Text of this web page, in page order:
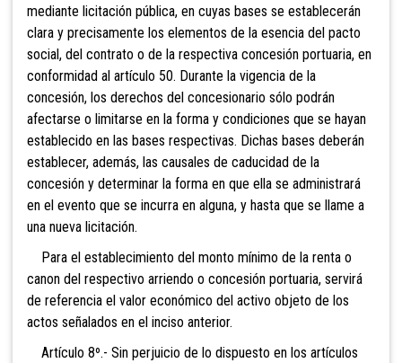
mediante licitación pública, en cuyas bases se establecerán
clara y precisamente los elementos de la esencia del pacto
social, del contrato o de la respectiva concesión portuaria, en
conformidad al artículo 50. Durante la vigencia de la
concesión, los derechos del concesionario sólo podrán
afectarse o limitarse en la forma y condiciones que se hayan
establecido en las bases respectivas. Dichas bases deberán
establecer, además, las causales de caducidad de la
concesión y determinar la forma en que ella se administrará
en el evento que se incurra en alguna, y hasta que se llame a
una nueva licitación.
Para el establecimiento del monto mínimo de la renta o
canon del respectivo arriendo o concesión portuaria, servirá
de referencia el valor económico del activo objeto de los
actos señalados en el inciso anterior.
Artículo 8º.- Sin perjuicio de lo dispuesto en los artículos